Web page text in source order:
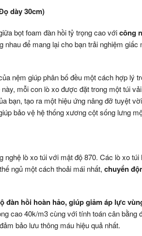
dày 30cm)
bọt foam đàn hồi tỷ trọng cao vớicông
nhau để mang lại cho bạn trải nghiệm giấc
nệm giúp phân bố đều một cách hợp lý
mỗi con lò xo được đặt trong một túi
bạn, tạo ra một hiệu ứng nâng đỡ tuyệt
bảo vệ hệ thống xương cột sống lưng
lò xo túi với mật độ 870. Các lò xo
ngủ một cách thoải mái nhất, chuyển
đàn hồi hoàn hảo, giúp giảm áp lực
cao 40k/m3 cùng với tính toán cân
bảo lưu thông máu hiệu quả nhất.